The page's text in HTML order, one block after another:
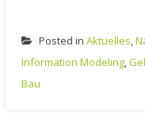
Posted in Aktuelles,
Information Modeling,
Bau